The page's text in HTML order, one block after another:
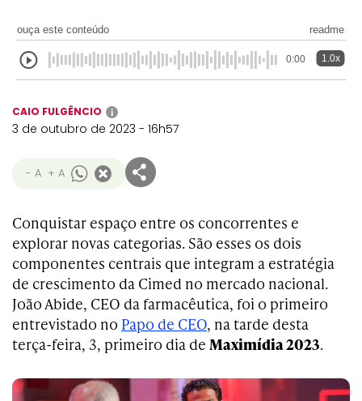
ouça este conteúdo readme
0:00 1.0x
CAIO FULGÊNCIO i
3 de outubro de 2023 - 16h57
- A + A
Conquistar espaço entre os concorrentes e
explorar novas categorias. São esses os dois
componentes centrais que integram a estratégia
de crescimento da Cimed no mercado nacional.
João Abide, CEO da farmacêutica, foi o primeiro
entrevistado no Papo de CEO, na tarde desta
terça-feira, 3, primeiro dia de Maximídia 2023.